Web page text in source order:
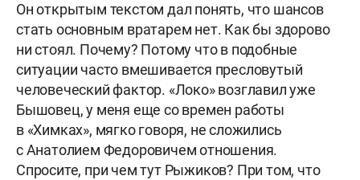
Он открытым текстом дал понять, что шансов
стать основным вратарем нет. Как бы здорово
ни стоял. Почему? Потому что в подобные
ситуации часто вмешивается пресловутый
человеческий фактор. «Локо» возглавил уже
Бышовец, у меня еще со времен работы
в «Химках», мягко говоря, не сложились
с Анатолием Федоровичем отношения.
Спросите, при чем тут Рыжиков? При том, что